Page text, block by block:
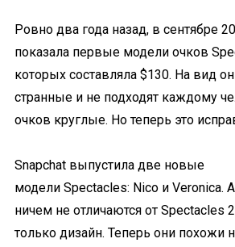
Ровно два года назад, в сентябре
показала первые модели очков
которых составляла $130. На вид
странные и не подходят каждому
очков круглые. Но теперь это
Snapchat выпустила две новые
модели Spectacles: Nico и Veronica.
ничем не отличаются от Spectacles
только дизайн. Теперь они похожи